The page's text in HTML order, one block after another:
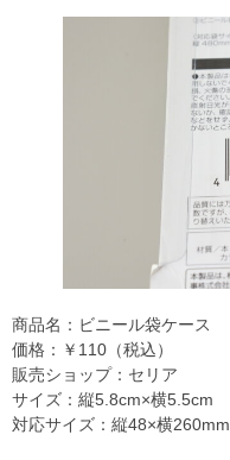
商品名：ビニール袋ケース
価格：￥110（税込）
販売ショップ：セリア
サイズ：縦5.8cm×横5.5cm
対応サイズ：縦48×横260mm